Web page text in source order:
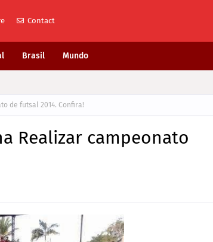
Contact
Brasil Mundo
de futsal 2014. Confira!
Realizar campeonato